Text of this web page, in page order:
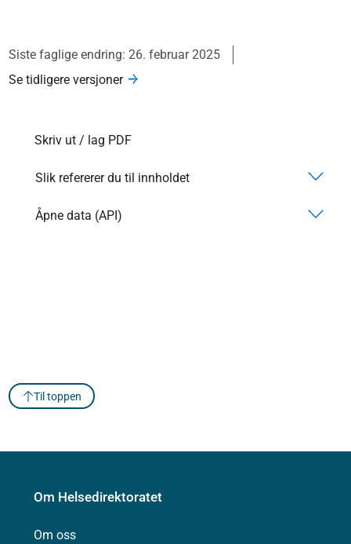
Siste faglige endring: 26. februar 2025
Se tidligere versjoner
Skriv ut / lag PDF
Slik refererer du til innholdet
Åpne data (API)
Til toppen
Om Helsedirektoratet
Om oss